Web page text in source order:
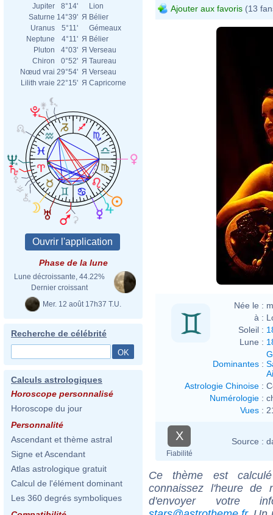
Jupiter
8°14'
Lion
Saturne 14°39' Я Bélier
Uranus
5°11'
Gémeaux
Neptune
4°11' Я Bélier
Pluton
4°03' Я Verseau
Chiron
0°52' Я Taureau
Nœud vrai 29°54' Я Verseau
Lilith vraie 22°15' Я Capricorne
Phase de la lune
Lune décroissante, 44.22%
Dernier croissant
Mer. 12 août 17h37 T.U.
Recherche de célébrité
Calculs astrologiques
Horoscope personnalisé
Horoscope du jour
Personnalité
Ascendant et thème astral
Signe et Ascendant
Atlas astrologique gratuit
Calcul de l'élément dominant
Les 360 degrés symboliques
Ajouter aux favoris (13
Née le :
à :
Soleil :
Lune :
Dominantes :
Astrologie Chinoise :
Numérologie :
Vues :
X
Fiabilité
Source :
Ce thème est
connaissez l'heure de
d'envoyer votre